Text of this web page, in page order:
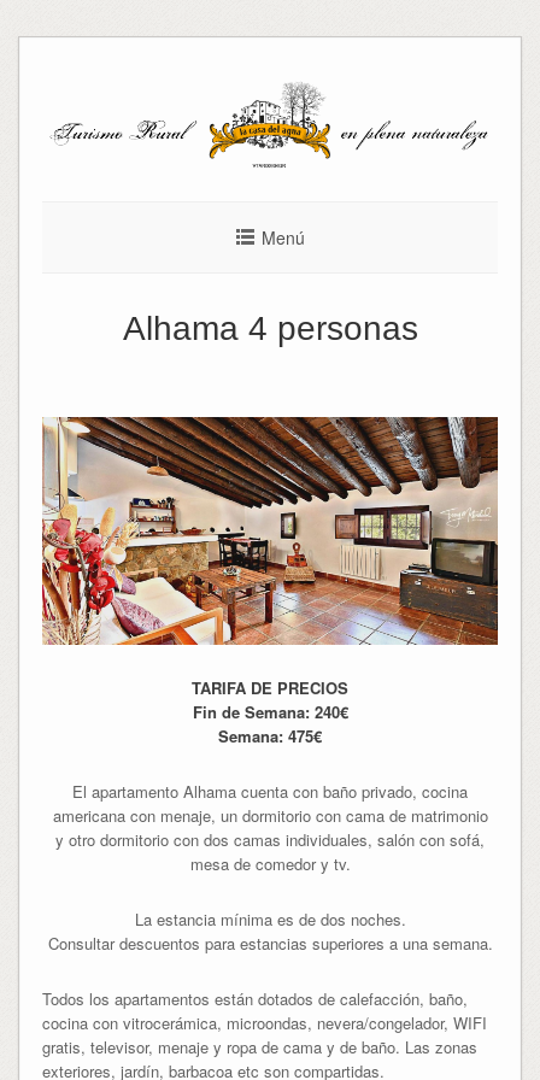
Menú
Alhama 4 personas
TARIFA DE PRECIOS
Fin de Semana: 240€
Semana: 475€
El apartamento Alhama cuenta con baño privado, cocina
americana con menaje, un dormitorio con cama de matrimonio
y otro dormitorio con dos camas individuales, salón con sofá,
mesa de comedor y tv.
La estancia mínima es de dos noches.
Consultar descuentos para estancias superiores a una semana.
Todos los apartamentos están dotados de calefacción, baño,
cocina con vitrocerámica, microondas, nevera/congelador, WIFI
gratis, televisor, menaje y ropa de cama y de baño. Las zonas
exteriores, jardín, barbacoa etc son compartidas.